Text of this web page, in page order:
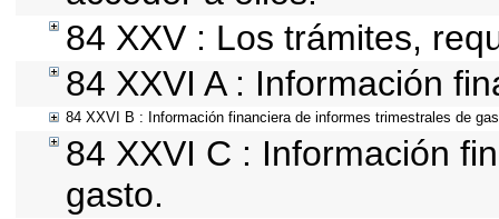
84 XXV : Los trámites,
84 XXVI A : Información
84 XXVI B : Información financiera de informes trimestrales de
84 XXVI C : Información
gasto.